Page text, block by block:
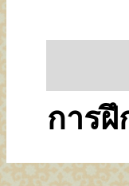
การฝึ